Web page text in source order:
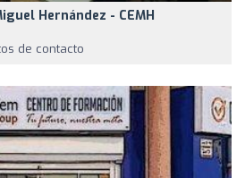
Hernández - CEMH
de contacto